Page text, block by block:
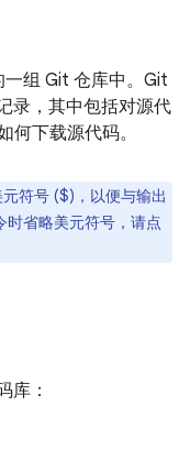
组 Git 仓库中。Git
录，其中包括对源代
何下载源代码。
符号 ($)，以便与输出
时省略美元符号，请点
库：